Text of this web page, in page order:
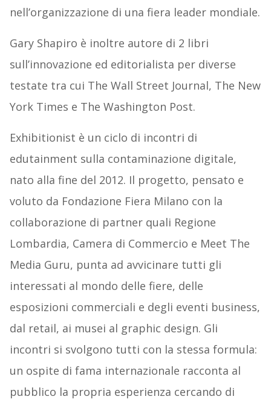
nell’organizzazione di una fiera leader mondiale.
Gary Shapiro è inoltre autore di 2 libri
sull’innovazione ed editorialista per diverse
testate tra cui The Wall Street Journal, The New
York Times e The Washington Post.
Exhibitionist è un ciclo di incontri di
edutainment sulla contaminazione digitale,
nato alla fine del 2012. Il progetto, pensato e
voluto da Fondazione Fiera Milano con la
collaborazione di partner quali Regione
Lombardia, Camera di Commercio e Meet The
Media Guru, punta ad avvicinare tutti gli
interessati al mondo delle fiere, delle
esposizioni commerciali e degli eventi business,
dal retail, ai musei al graphic design. Gli
incontri si svolgono tutti con la stessa formula:
un ospite di fama internazionale racconta al
pubblico la propria esperienza cercando di